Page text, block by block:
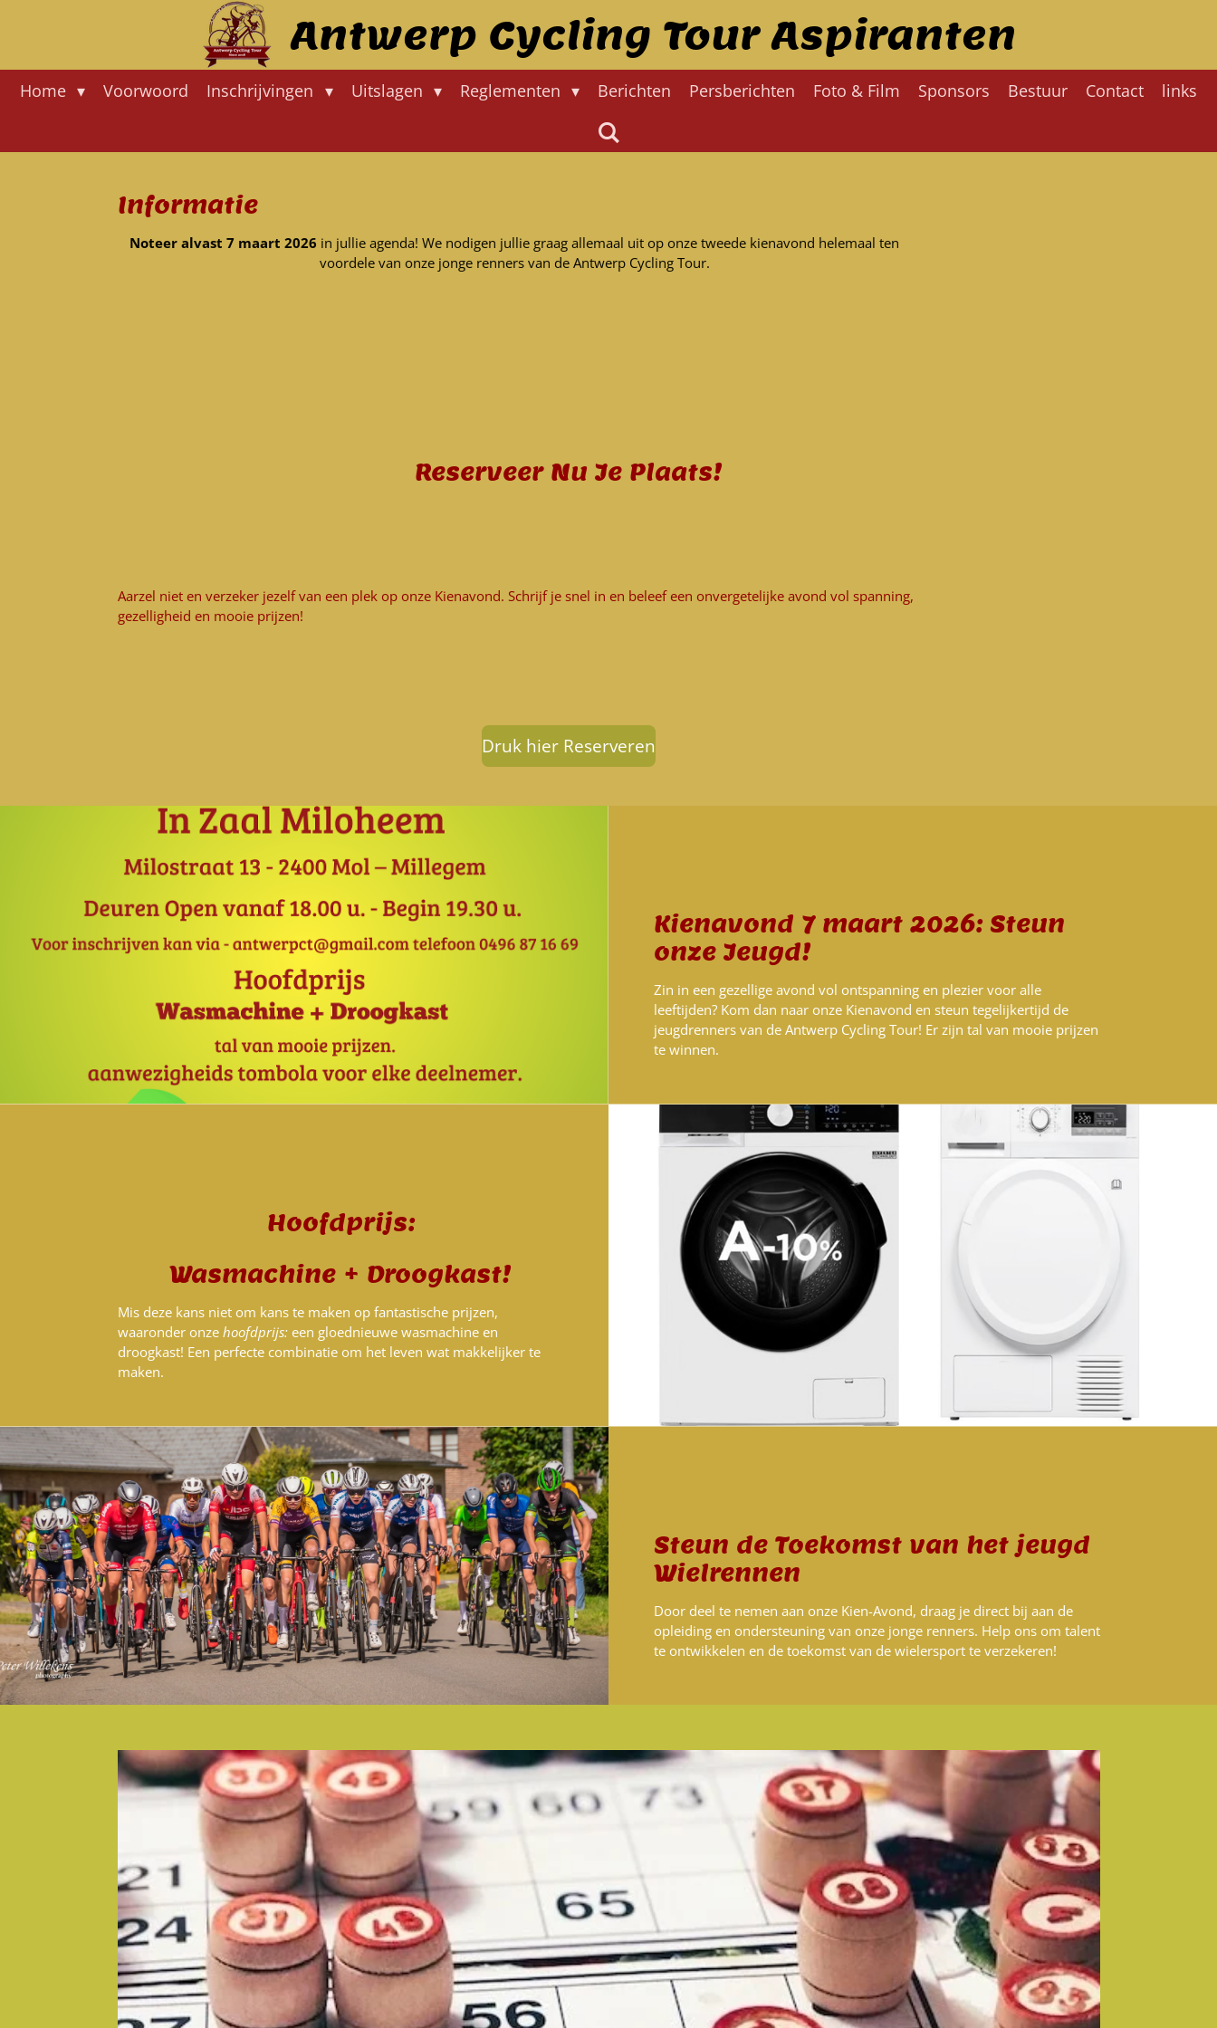
hoofdinhoud
Antwerp Cycling Tour Aspiranten
Home Voorwoord Inschrijvingen Uitslagen Reglementen Berichten Persberichten Foto & Film Sponsors Bestuur Contact links
Informatie
Noteer alvast 7 maart 2026 in jullie agenda! We nodigen jullie graag allemaal uit op onze tweede kienavond helemaal ten
voordele van onze jonge renners van de Antwerp Cycling Tour.
Reserveer Nu Je Plaats!
Aarzel niet en verzeker jezelf van een plek op onze Kienavond. Schrijf je snel in en beleef een onvergetelijke avond vol spanning,
gezelligheid en mooie prijzen!
Druk hier Reserveren
Kienavond 7 maart 2026: Steun
onze Jeugd!
Zin in een gezellige avond vol ontspanning en plezier voor alle
leeftijden? Kom dan naar onze Kienavond en steun tegelijkertijd de
jeugdrenners van de Antwerp Cycling Tour! Er zijn tal van mooie prijzen
te winnen.
Hoofdprijs:
Wasmachine + Droogkast!
Mis deze kans niet om kans te maken op fantastische prijzen,
waaronder onze hoofdprijs:een gloednieuwe wasmachine en
droogkast! Een perfecte combinatie om het leven wat makkelijker te
maken.
Steun de Toekomst van het jeugd
Wielrennen
Door deel te nemen aan onze Kien-Avond, draag je direct bij aan de
opleiding en ondersteuning van onze jonge renners. Help ons om talent
te ontwikkelen en de toekomst van de wielersport te verzekeren!